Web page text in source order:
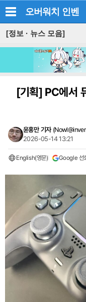
오버워치 인벤
[정보 · 뉴스 모음]
[기획]PC에서
윤홍만 기자 (
2026-05-14 13:21
English(영문) Google 선